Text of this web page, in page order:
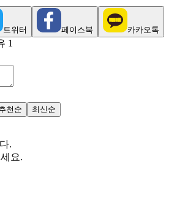
트위터 페이스북 카카오톡
1
천순 최신순
.
요.